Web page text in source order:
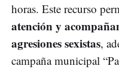
horas. Este recurso
atención y
agresiones sexistas,
campaña municipal